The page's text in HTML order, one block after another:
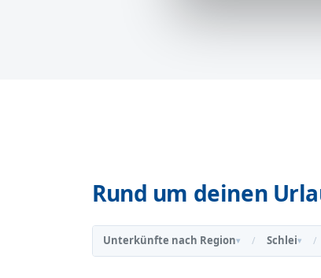
Rund um deinen
Unterkünfte nach Region▾ / Schlei▾ /